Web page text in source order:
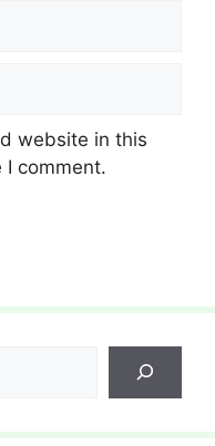
website in this
comment.